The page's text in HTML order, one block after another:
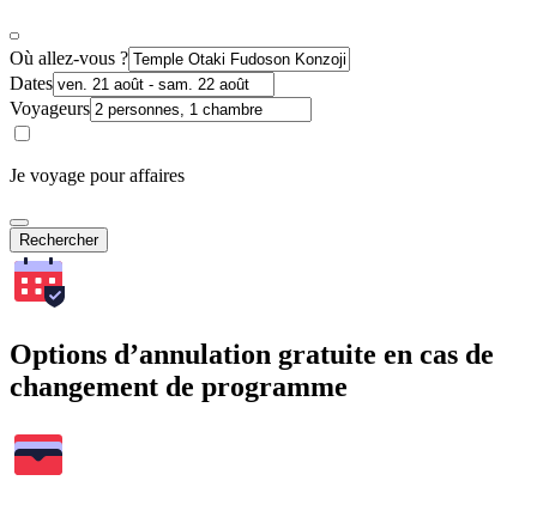
Où allez-vous ?
Dates
Voyageurs
Je voyage pour affaires
Rechercher
Options d’annulation gratuite en cas de
changement de programme